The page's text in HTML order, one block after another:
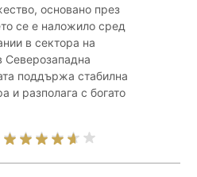
основано през
се е наложило сред
в сектора на
Северозападна
поддържа стабилна
и разполага с богато